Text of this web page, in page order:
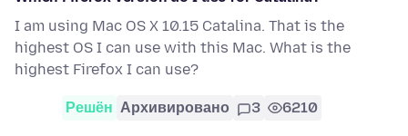
I am using Mac OS X 10.15 Catalina. That is the
highest OS I can use with this Mac. What is the
highest Firefox I can use?
Решён Архивировано 3 6210